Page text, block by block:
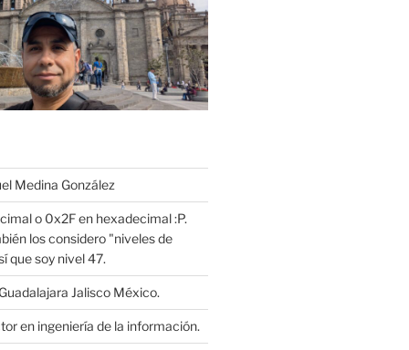
Medina González
o 0x2F en hexadecimal :P.
los considero "niveles de
que soy nivel 47.
Jalisco México.
en ingeniería de la información.